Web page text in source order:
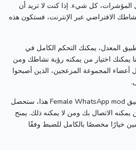
المؤشرات، كل شيء. إذا كنت لا تريد أن
الافتراضي عبر الإنترنت، فستكون هذه
المعدل، يمكنك التحكم الكامل في
يمكنك اختيار من يمكنه رؤية نشاطك ومن
أعضاء المجموعة المزعجين، الذين أصبحوا
هنا في تطبيق Female WhatsApp mod هذا، ستحصل
يمكنه الاتصال بك ومن لا يمكنه ذلك. يمنح
خيارًا مخصصًا بالكامل للضبط وفقًا